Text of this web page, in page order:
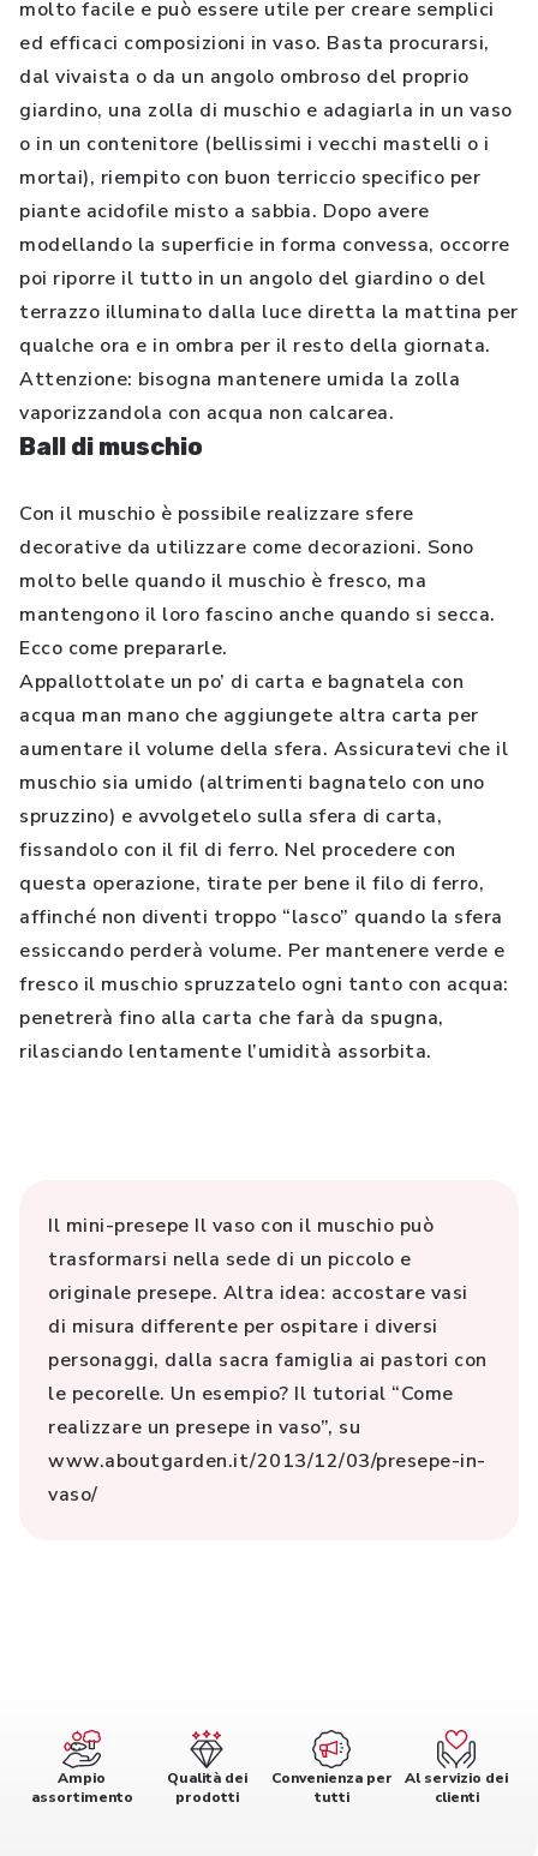
molto facile e può essere utile per creare semplici
ed efficaci composizioni in vaso. Basta procurarsi,
dal vivaista o da un angolo ombroso del proprio
giardino, una zolla di muschio e adagiarla in un vaso
o in un contenitore (bellissimi i vecchi mastelli o i
mortai), riempito con buon terriccio specifico per
piante acidofile misto a sabbia. Dopo avere
modellando la superficie in forma convessa, occorre
poi riporre il tutto in un angolo del giardino o del
terrazzo illuminato dalla luce diretta la mattina per
qualche ora e in ombra per il resto della giornata.
Attenzione: bisogna mantenere umida la zolla
vaporizzandola con acqua non calcarea.
Ball di muschio
Con il muschio è possibile realizzare sfere
decorative da utilizzare come decorazioni. Sono
molto belle quando il muschio è fresco, ma
mantengono il loro fascino anche quando si secca.
Ecco come prepararle.
Appallottolate un po’ di carta e bagnatela con
acqua man mano che aggiungete altra carta per
aumentare il volume della sfera. Assicuratevi che il
muschio sia umido (altrimenti bagnatelo con uno
spruzzino) e avvolgetelo sulla sfera di carta,
fissandolo con il fil di ferro. Nel procedere con
questa operazione, tirate per bene il filo di ferro,
affinché non diventi troppo “lasco” quando la sfera
essiccando perderà volume. Per mantenere verde e
fresco il muschio spruzzatelo ogni tanto con acqua:
penetrerà fino alla carta che farà da spugna,
rilasciando lentamente l’umidità assorbita.
Il mini-presepe Il vaso con il muschio può
trasformarsi nella sede di un piccolo e
originale presepe. Altra idea: accostare vasi
di misura differente per ospitare i diversi
personaggi, dalla sacra famiglia ai pastori con
le pecorelle. Un esempio? Il tutorial “Come
realizzare un presepe in vaso”, su
www.aboutgarden.it/2013/12/03/presepe-in-
vaso/
Ampio
assortimento
Qualità dei
prodotti
Convenienza per
tutti
Al servizio dei
clienti